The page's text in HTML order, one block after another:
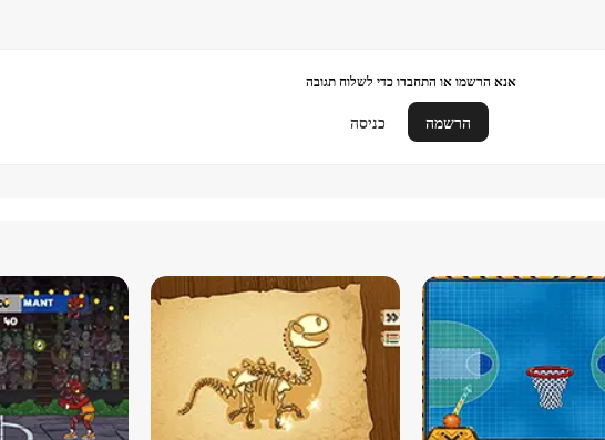
אנא הרשמו או התחברו כדי לשלוח תגובה
הרשמה כניסה